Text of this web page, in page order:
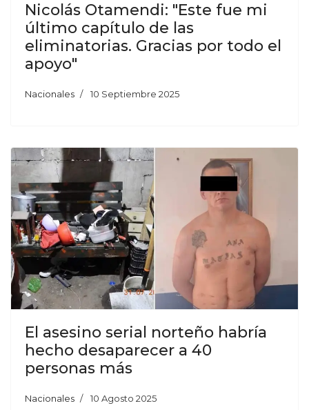
Nicolás Otamendi: "Este fue mi
último capítulo de las
eliminatorias. Gracias por todo el
apoyo"
Nacionales 10 Septiembre 2025
El asesino serial norteño habría
hecho desaparecer a 40
personas más
Nacionales 10 Agosto 2025